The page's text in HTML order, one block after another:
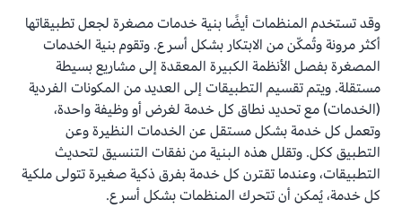
وقد تستخدم المنظمات أيضًا بنية خدمات مصغرة لجعل تطبيقاتها
أكثر مرونة وتُمكّن من الابتكار بشكل أسرع. وتقوم بنية الخدمات
المصغرة بفصل الأنظمة الكبيرة المعقدة إلى مشاريع بسيطة
مستقلة. ويتم تقسيم التطبيقات إلى العديد من المكونات الفردية
(الخدمات) مع تحديد نطاق كل خدمة لغرض أو وظيفة واحدة،
وتعمل كل خدمة بشكل مستقل عن الخدمات النظيرة وعن
التطبيق ككل. وتقلل هذه البنية من نفقات التنسيق لتحديث
التطبيقات، وعندما تقترن كل خدمة بفرق ذكية صغيرة تتولى ملكية
كل خدمة، يُمكن أن تتحرك المنظمات بشكل أسرع.